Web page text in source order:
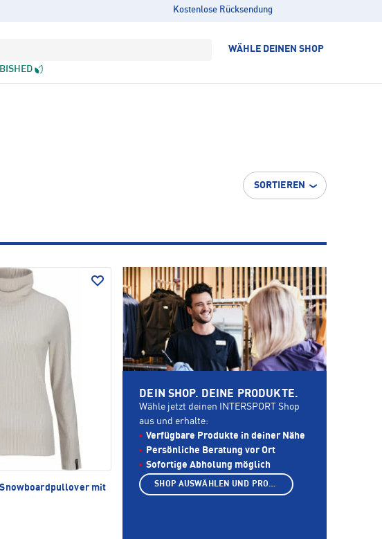
Kostenlose Rücksendung
WÄHLE DEINEN SHOP
SORTIEREN
Snowboardpullover mit
DEIN SHOP. DEINE PRODUKTE.
Wähle jetzt deinen INTERSPORT Shop
aus und erhalte:
Verfügbare Produkte in deiner Nähe
Persönliche Beratung vor Ort
Sofortige Abholung möglich
SHOP AUSWÄHLEN UND PRODUKTE ANZEIGEN